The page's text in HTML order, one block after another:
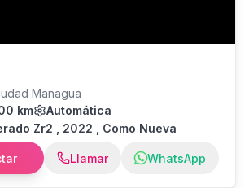
Managua
km
Automática
Zr2 , 2022 , Como Nueva
Llamar WhatsApp